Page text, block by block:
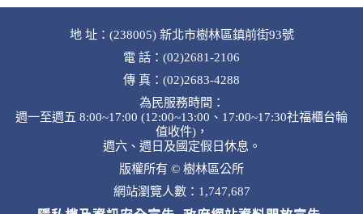
地 址：(238005) 新北市樹林區鎮前街93號
電 話：(02)2681-2106
傳 真：(02)2683-4288
為民服務時間：
週一至週五 8:00~17:00 (12:00~13:00、17:00~17:30社福櫃台輪
值收件)，
週六、週日及國定假日休息。
版權所有 © 樹林區公所
網站瀏覽人數：1,747,687